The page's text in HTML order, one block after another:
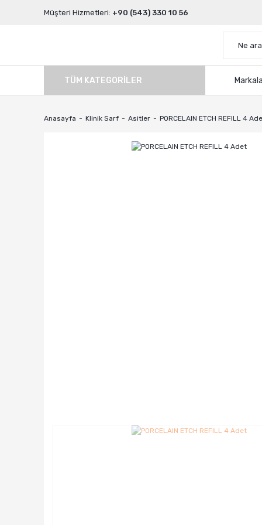
Müşteri Hizmetleri: +90 (543) 330 10 56
TÜM KATEGORILER
Anasayfa Klinik Sarf Asitler PORCELAIN ETCH REFILL 4